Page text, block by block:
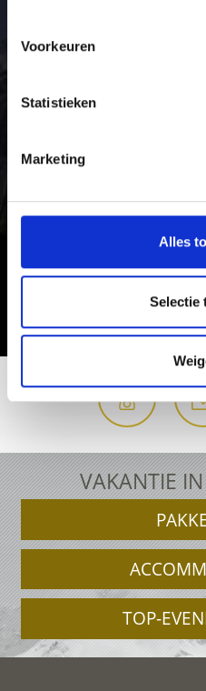
Voorkeuren
Statistieken
Marketing
Alles
Selectie
VAKANTIE
TOP-